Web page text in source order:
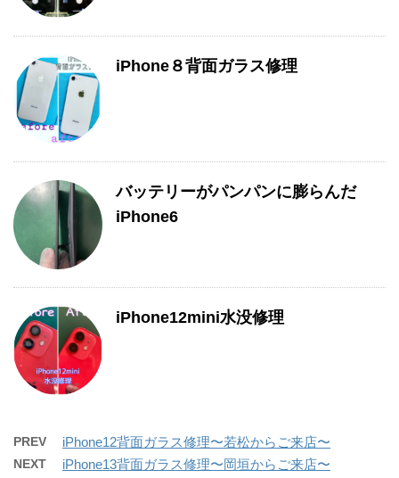
iPhone８背面ガラス修理
バッテリーがパンパンに膨らんだ
iPhone6
iPhone12mini水没修理
PREV iPhone12背面ガラス修理〜若松からご来店〜
NEXT iPhone13背面ガラス修理〜岡垣からご来店〜